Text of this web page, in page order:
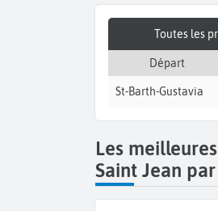
Toutes les
Départ
St-Barth-Gustavia
Les
Saint Jean